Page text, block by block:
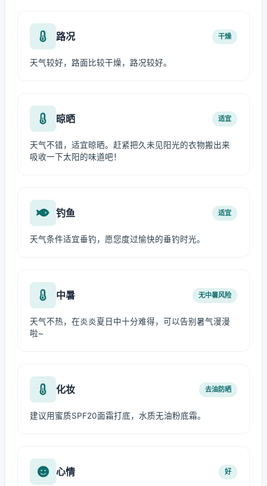
路况 干燥
天气较好，路面比较干燥，路况较好。
晾晒 适宜
天气不错，适宜晾晒。赶紧把久未见阳光的衣物搬出来
吸收一下太阳的味道吧！
钓鱼 适宜
天气条件适宜垂钓，愿您度过愉快的垂钓时光。
中暑 无中暑风险
天气不热，在炎炎夏日中十分难得，可以告别暑气漫漫
啦~
化妆 去油防晒
建议用蜜质SPF20面霜打底，水质无油粉底霜。
心情 好